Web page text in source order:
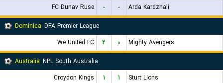
FC Dunav Ruse
- -
Arda Kardzhali
Dominica DFA Premier League
We United FC
۲ ۰
Mighty Avengers
Australia NPL South Australia
Croydon Kings
۱ ۱
Sturt Lions